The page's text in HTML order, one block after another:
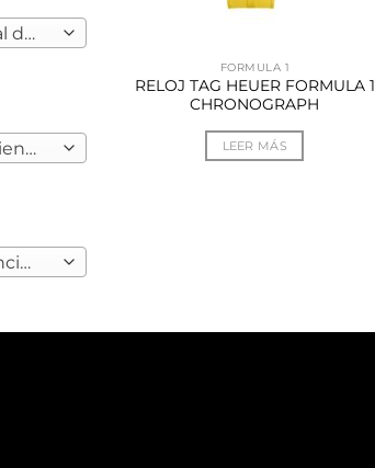
Cualquier material de caja
Cualquier movimiento
Cualquier resistencia al agua
FORMULA 1
RELOJ TAG HEUER FORMULA 1
CHRONOGRAPH
LEER MÁS